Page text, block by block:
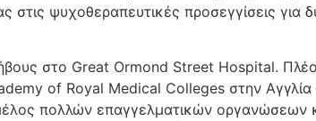
στις ψυχοθεραπευτικές προσεγγίσεις
στο Great Ormond Street Hospital.
of Royal Medical Colleges στην
πολλών επαγγελματικών οργανώσεων